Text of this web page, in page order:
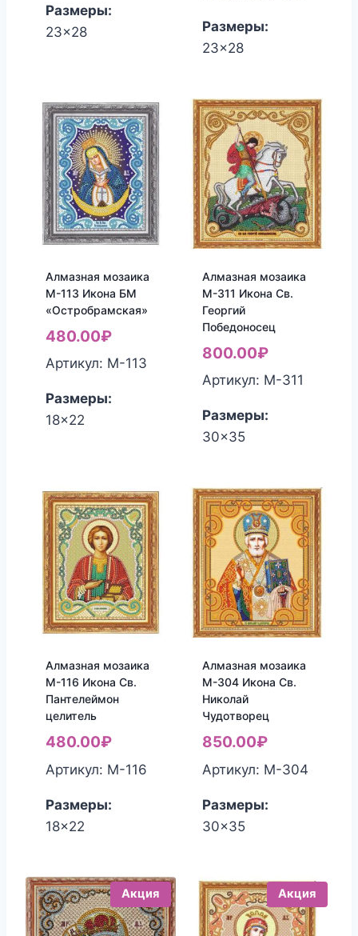
Размеры:
23x28
Размеры:
23x28
Алмазная мозаика
М-113 Икона БМ
«Остробрамская»
480.00₽
Артикул: М-113
Размеры:
18x22
Алмазная мозаика
М-311 Икона Св.
Георгий
Победоносец
800.00₽
Артикул: М-311
Размеры:
30x35
Алмазная мозаика
М-116 Икона Св.
Пантелеймон
целитель
480.00₽
Артикул: М-116
Размеры:
18x22
Алмазная мозаика
М-304 Икона Св.
Николай
Чудотворец
850.00₽
Артикул: М-304
Размеры:
30x35
Акция Акция